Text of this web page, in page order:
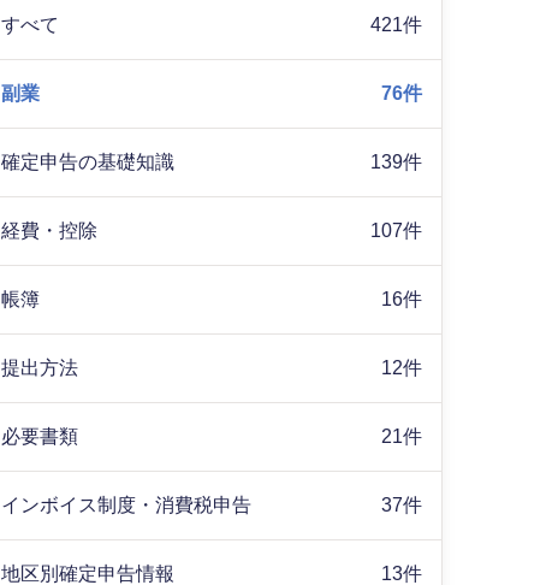
すべて 421件
副業 76件
確定申告の基礎知識 139件
経費・控除 107件
帳簿 16件
提出方法 12件
必要書類 21件
インボイス制度・消費税申告 37件
地区別確定申告情報 13件